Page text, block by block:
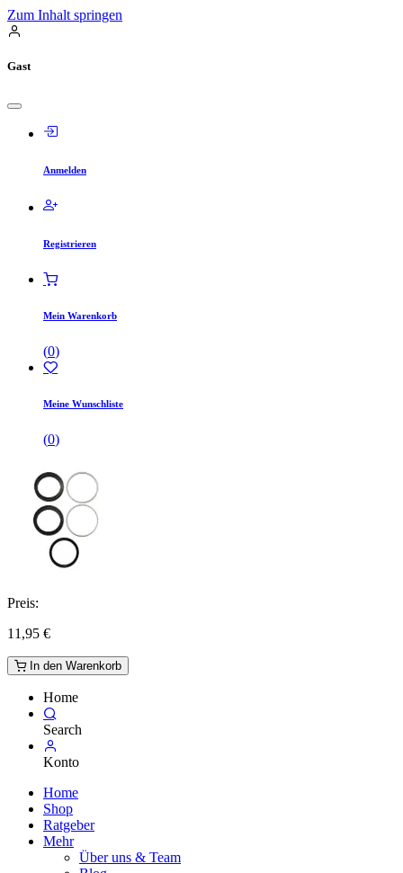
Zum Inhalt springen
Gast
Anmelden
Registrieren
Mein Warenkorb
(0)
Meine Wunschliste
(0)
Preis:
11,95 €
In den Warenkorb
Home
Search
Konto
Home
Shop
Ratgeber
Mehr
Über uns & Team